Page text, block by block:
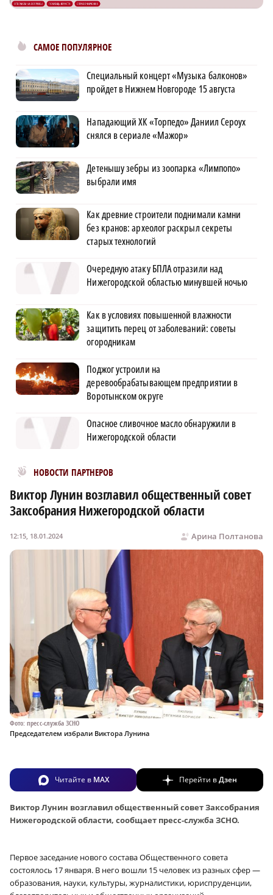
САМОЕ ПОПУЛЯРНОЕ
Специальный концерт «Музыка балконов»
пройдет в Нижнем Новгороде 15 августа
Нападающий ХК «Торпедо» Даниил Сероух
снялся в сериале «Мажор»
Детенышу зебры из зоопарка «Лимпопо»
выбрали имя
Как древние строители поднимали камни
без кранов: археолог раскрыл секреты
старых технологий
Очередную атаку БПЛА отразили над
Нижегородской областью минувшей ночью
Как в условиях повышенной влажности
защитить перец от заболеваний: советы
огородникам
Поджог устроили на
деревообрабатывающем предприятии в
Воротынском округе
Опасное сливочное масло обнаружили в
Нижегородской области
НОВОСТИ ПАРТНЕРОВ
Новости МирТесен
Виктор Лунин возглавил общественный совет
Заксобрания Нижегородской области
Арина Полтанова
12:15, 18.01.2024
Фото: пресс-служба ЗСНО
Председателем избрали Виктора Лунина
Читайте в MAX Перейти вДзен
Виктор Лунин возглавил общественный совет Заксобрания
Нижегородской области, сообщает пресс-служба ЗСНО.
Первое заседание нового состава Общественного совета
состоялось 17 января. В него вошли 15 человек из разных сфер —
образования, науки, культуры, журналистики, юриспруденции,